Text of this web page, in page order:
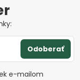
Odoberať
e-mailom